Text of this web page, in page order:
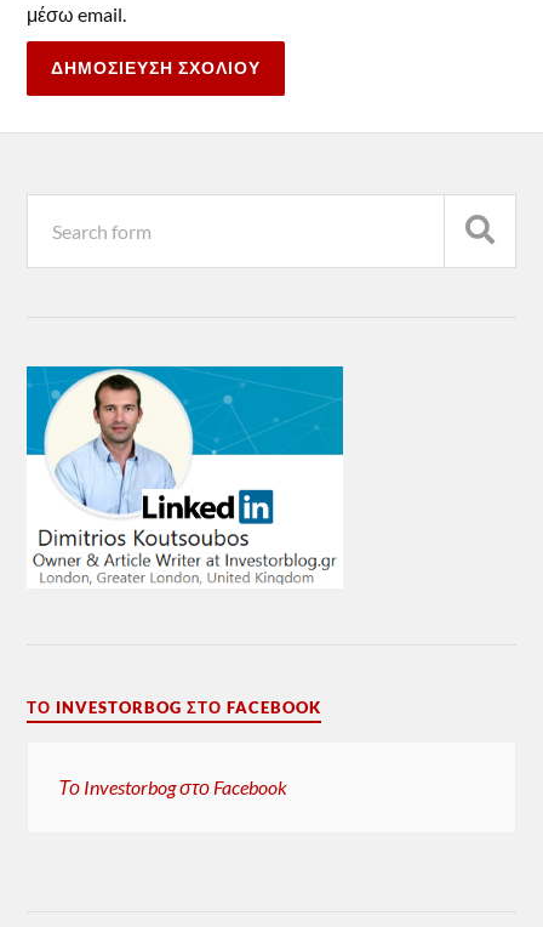
μέσω email.
ΤΟ INVESTORBOG ΣΤΟ FACEBOOK
Το Investorbog στο Facebook